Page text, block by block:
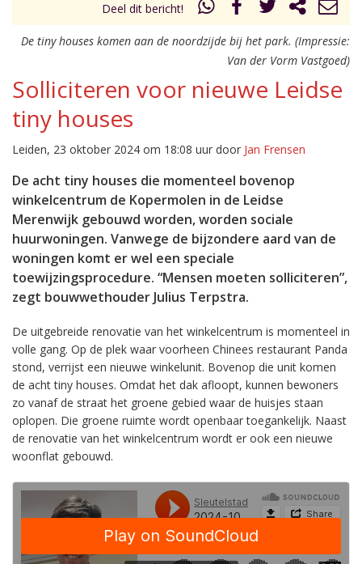
Deel dit bericht!
De tiny houses komen aan de noordzijde bij het park. (Impressie:
Van der Vorm Vastgoed)
Solliciteren voor nieuwe Leidse
tiny houses
Leiden, 23 oktober 2024 om 18:08 uur door Jan Frensen
De acht tiny houses die momenteel bovenop
winkelcentrum de Kopermolen in de Leidse
Merenwijk gebouwd worden, worden sociale
huurwoningen. Vanwege de bijzondere aard van de
woningen komt er wel een speciale
toewijzingsprocedure. “Mensen moeten solliciteren”,
zegt bouwwethouder Julius Terpstra.
De uitgebreide renovatie van het winkelcentrum is momenteel in
volle gang. Op de plek waar voorheen Chinees restaurant Panda
stond, verrijst een nieuwe winkelunit. Bovenop die unit komen
de acht tiny houses. Omdat het dak afloopt, kunnen bewoners
zo vanaf de straat het groene gebied waar de huisjes staan
oplopen. Die groene ruimte wordt openbaar toegankelijk. Naast
de renovatie van het winkelcentrum wordt er ook een nieuwe
woonflat gebouwd.